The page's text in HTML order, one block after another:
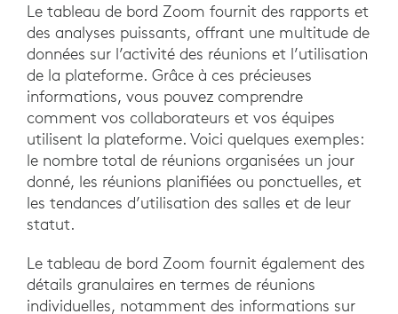
Le tableau de bord Zoom fournit des rapports et
des analyses puissants, offrant une multitude de
données sur l’activité des réunions et l’utilisation
de la plateforme. Grâce à ces précieuses
informations, vous pouvez comprendre
comment vos collaborateurs et vos équipes
utilisent la plateforme. Voici quelques exemples:
le nombre total de réunions organisées un jour
donné, les réunions planifiées ou ponctuelles, et
les tendances d’utilisation des salles et de leur
statut.
Le tableau de bord Zoom fournit également des
détails granulaires en termes de réunions
individuelles, notamment des informations sur